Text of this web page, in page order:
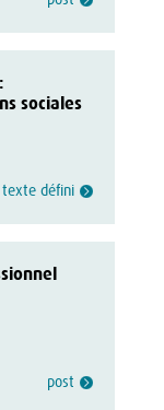
sociales
texte défini
post